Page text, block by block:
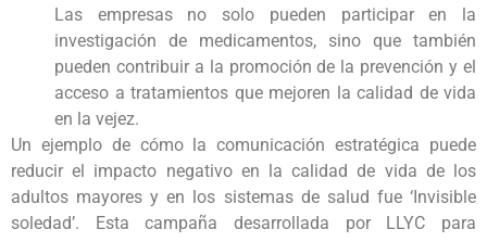
Las empresas no solo pueden participar en la
investigación de medicamentos, sino que también
pueden contribuir a la promoción de la prevención y el
acceso a tratamientos que mejoren la calidad de vida
en la vejez.
Un ejemplo de cómo la comunicación estratégica puede
reducir el impacto negativo en la calidad de vida de los
adultos mayores y en los sistemas de salud fue ‘Invisible
soledad’. Esta campaña desarrollada por LLYC para